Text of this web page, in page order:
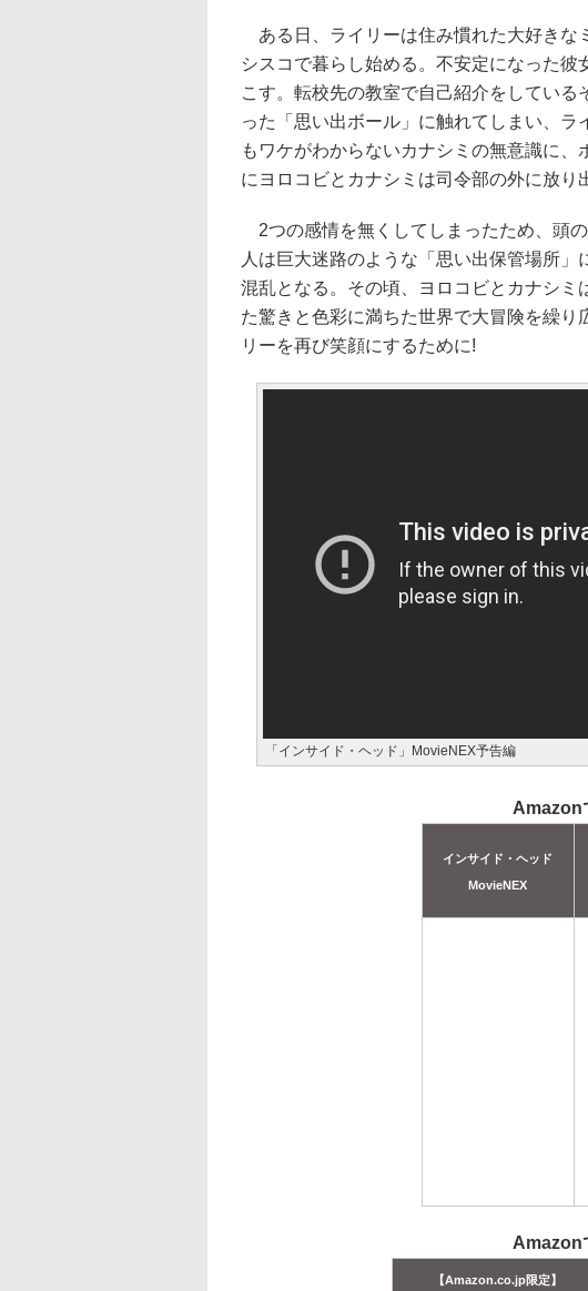
ある日、ライリーは住み慣れた大好きな
シスコで暮らし始める。不安定になった
こす。転校先の教室で自己紹介をしてい
った「思い出ボール」に触れてしまい、
もワケがわからないカナシミの無意識に
にヨロコビとカナシミは司令部の外に放り
2つの感情を無くしてしまったため、頭
人は巨大迷路のような「思い出保管場所
混乱となる。その頃、ヨロコビとカナシミ
た驚きと色彩に満ちた世界で大冒険を繰
リーを再び笑顔にするために!
「インサイド・ヘッド」MovieNEX予告編
Amazon
インサイド・ヘッド
MovieNEX
Amazon
【Amazon.co.jp限定】